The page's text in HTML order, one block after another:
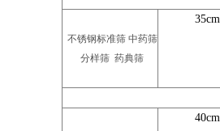
不锈钢标准筛 中药筛
分样筛 药典筛
35cm
40cm